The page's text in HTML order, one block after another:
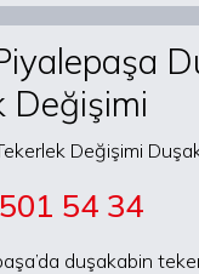
Değişimi
54 34
duşakabin